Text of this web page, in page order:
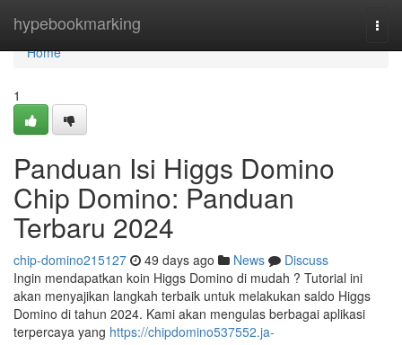
hypebookmarking
Home
Home
1
Panduan Isi Higgs Domino
Chip Domino: Panduan
Terbaru 2024
chip-domino215127 49 days ago News
Discuss
Ingin mendapatkan koin Higgs Domino di mudah ? Tutorial ini
akan menyajikan langkah terbaik untuk melakukan saldo Higgs
Domino di tahun 2024. Kami akan mengulas berbagai aplikasi
terpercaya yang https://chipdomino537552.ja-